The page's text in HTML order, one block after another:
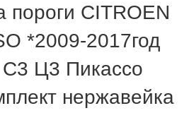
пороги CITROEN
*2009-2017год
Ц3 Пикассо
нержавейка